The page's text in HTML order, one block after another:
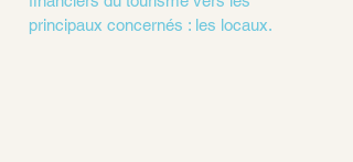
principaux concernés : les locaux.